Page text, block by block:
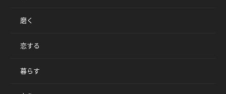
磨く
恋する
暮らす